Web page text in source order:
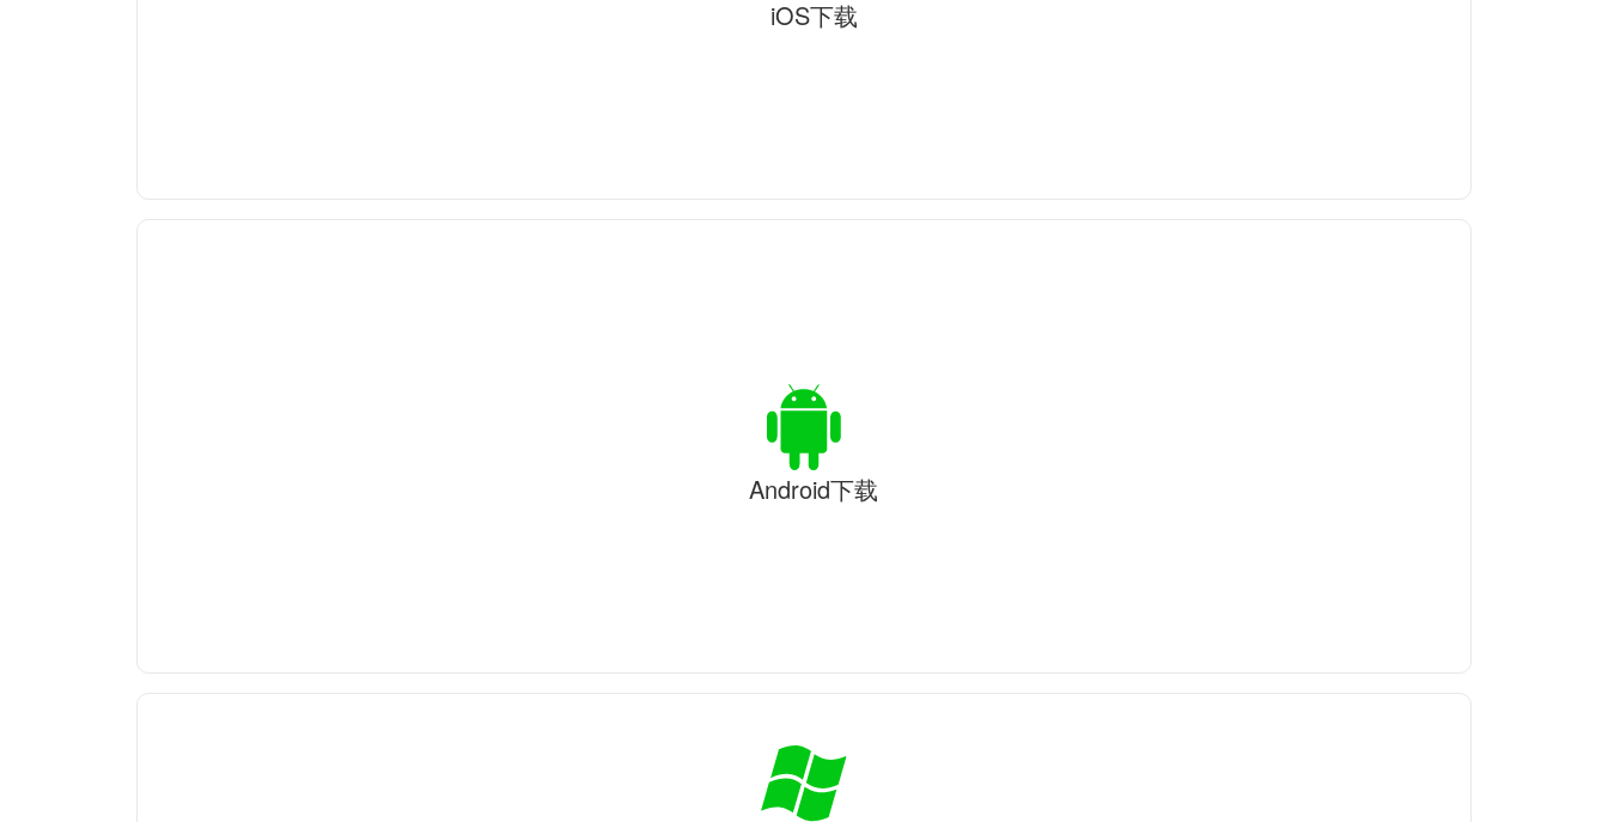
iOS下载
Android下载